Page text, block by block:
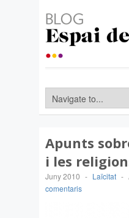
Apunts
i les
Juny 2010 - Laïcitat -
comentaris